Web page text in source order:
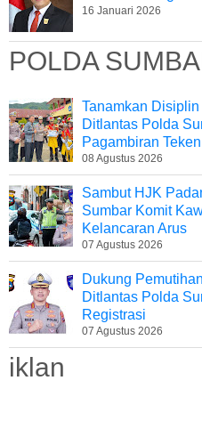
16 Januari 2026
POLDA
Tanamkan
Ditlantas Polda
Pagambiran
08 Agustus 2026
Sambut HJK
Sumbar Komit
Kelancaran Arus
07 Agustus 2026
Dukung
Ditlantas Polda
Registrasi
07 Agustus 2026
iklan